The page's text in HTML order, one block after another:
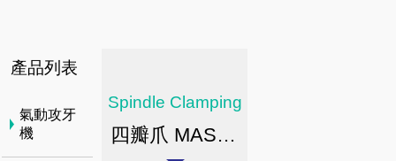
Spindle Clamping
四瓣爪 MAS 403 PULL STUD TYPE CLAMPING
產品列表
氣動攻牙
機